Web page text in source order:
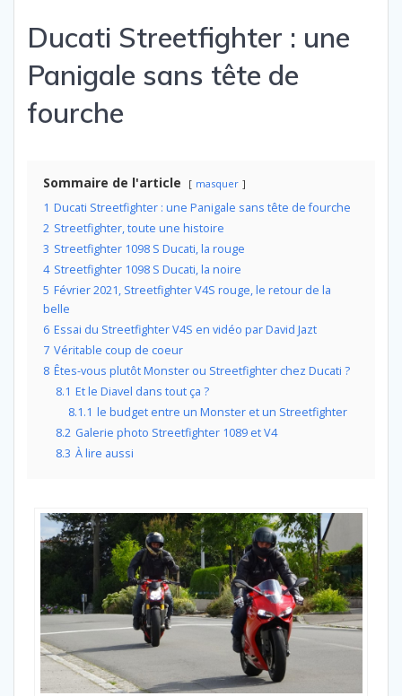
Ducati Streetfighter : une
Panigale sans tête de
fourche
Sommaire de l'article masquer
1 Ducati Streetfighter : une Panigale sans tête de fourche
2 Streetfighter, toute une histoire
3 Streetfighter 1098 S Ducati, la rouge
4 Streetfighter 1098 S Ducati, la noire
5 Février 2021, Streetfighter V4S rouge, le retour de la
belle
6 Essai du Streetfighter V4S en vidéo par David Jazt
7 Véritable coup de coeur
8 Êtes-vous plutôt Monster ou Streetfighter chez Ducati ?
8.1 Et le Diavel dans tout ça ?
8.1.1 le budget entre un Monster et un Streetfighter
8.2 Galerie photo Streetfighter 1089 et V4
8.3 À lire aussi